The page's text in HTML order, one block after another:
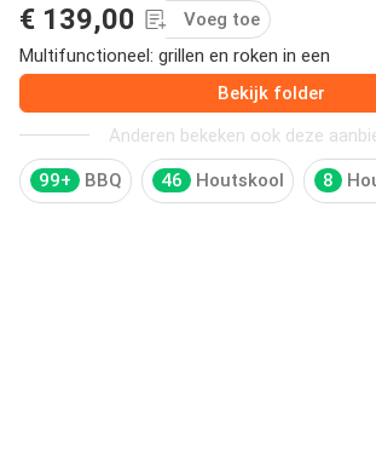
€ 139,00
Voeg toe
Multifunctioneel: grillen en roken in een
Bekijk folder
Anderen bekeken ook deze
99+ BBQ 46 Houtskool 8